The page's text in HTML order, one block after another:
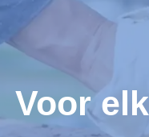
Voor elk